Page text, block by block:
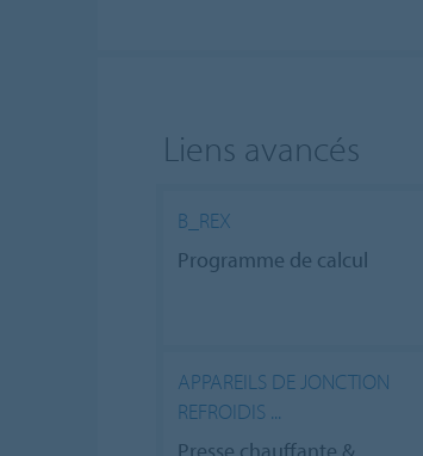
Liens avancés
B_REX
Programme de calcul
APPAREILS DE JONCTION
REFROIDIS ...
Presse chauffante &